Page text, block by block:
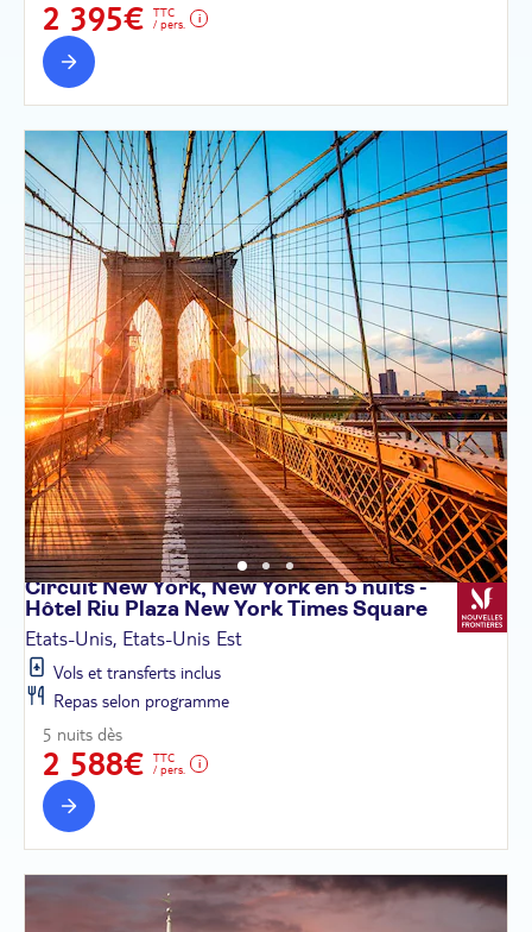
2 395€
TTC
/ pers.
Circuit New York, New York en 5 nuits -
Hôtel Riu Plaza New York Times Square
Etats-Unis, Etats-Unis Est
Vols et transferts inclus
Repas selon programme
5 nuits dès
2 588€
TTC
/ pers.